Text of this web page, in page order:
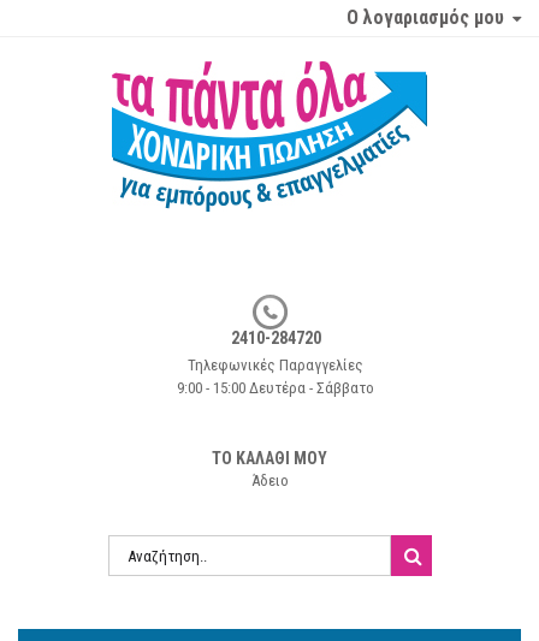
Ο λογαριασμός μου
2410-284720
Τηλεφωνικές Παραγγελίες
9:00 - 15:00 Δευτέρα - Σάββατο
ΤΟ ΚΑΛΑΘΙ ΜΟΥ
Άδειο